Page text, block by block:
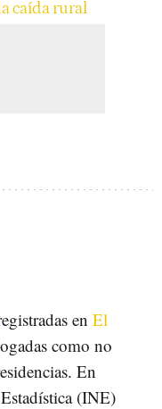
caída rural
en El
como no
En
(INE)